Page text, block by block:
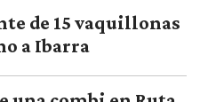
de 15 vaquillonas
a Ibarra